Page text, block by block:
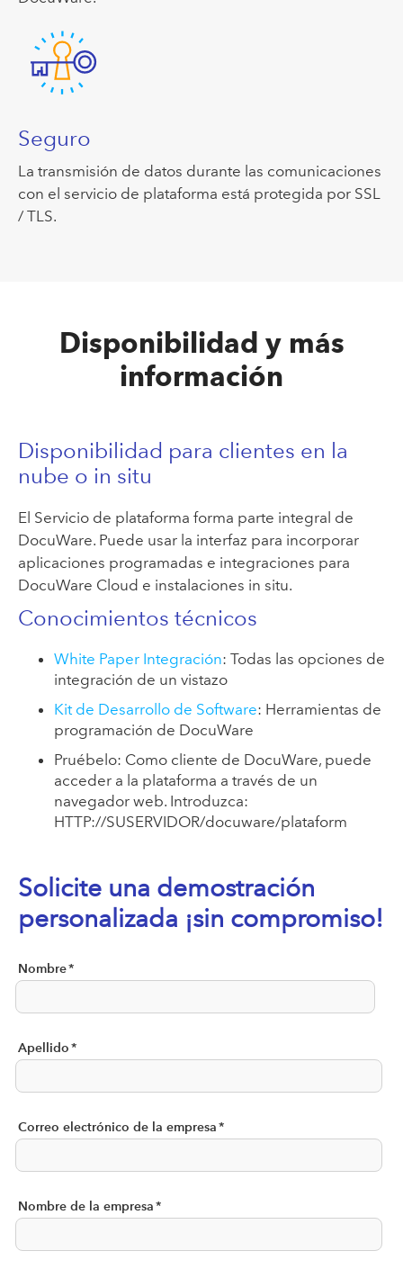
Seguro
La transmisión de datos durante las comunicaciones
con el servicio de plataforma está protegida por SSL
/ TLS.
Disponibilidad y más
información
Disponibilidad para clientes en la
nube o in situ
El Servicio de plataforma forma parte integral de
DocuWare. Puede usar la interfaz para incorporar
aplicaciones programadas e integraciones para
DocuWare Cloud e instalaciones in situ.
Conocimientos técnicos
White Paper Integración: Todas las opciones de
integración de un vistazo
Kit de Desarrollo de Software: Herramientas de
programación de DocuWare
Pruébelo: Como cliente de DocuWare, puede
acceder a la plataforma a través de un
navegador web. Introduzca:
HTTP://SUSERVIDOR/docuware/plataform
Solicite una demostración
personalizada ¡sin compromiso!
Nombre*
Apellido*
Correo electrónico de la empresa*
Nombre de la empresa*